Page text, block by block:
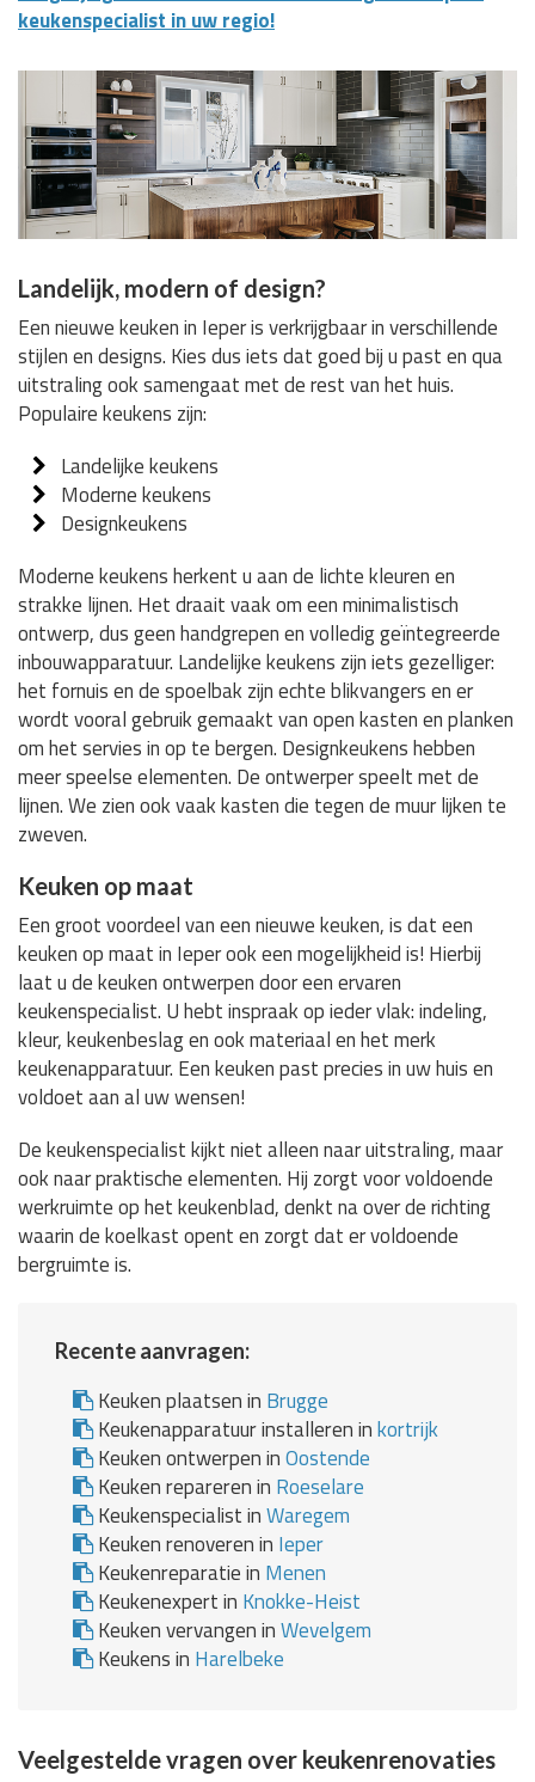
keukenspecialist in uw regio!
Landelijk, modern of design?
Een nieuwe keuken in Ieper is verkrijgbaar in verschillende
stijlen en designs. Kies dus iets dat goed bij u past en qua
uitstraling ook samengaat met de rest van het huis.
Populaire keukens zijn:
Landelijke keukens
Moderne keukens
Designkeukens
Moderne keukens herkent u aan de lichte kleuren en
strakke lijnen. Het draait vaak om een minimalistisch
ontwerp, dus geen handgrepen en volledig geïntegreerde
inbouwapparatuur. Landelijke keukens zijn iets gezelliger:
het fornuis en de spoelbak zijn echte blikvangers en er
wordt vooral gebruik gemaakt van open kasten en planken
om het servies in op te bergen. Designkeukens hebben
meer speelse elementen. De ontwerper speelt met de
lijnen. We zien ook vaak kasten die tegen de muur lijken te
zweven.
Keuken op maat
Een groot voordeel van een nieuwe keuken, is dat een
keuken op maat in Ieper ook een mogelijkheid is! Hierbij
laat u de keuken ontwerpen door een ervaren
keukenspecialist. U hebt inspraak op ieder vlak: indeling,
kleur, keukenbeslag en ook materiaal en het merk
keukenapparatuur. Een keuken past precies in uw huis en
voldoet aan al uw wensen!
De keukenspecialist kijkt niet alleen naar uitstraling, maar
ook naar praktische elementen. Hij zorgt voor voldoende
werkruimte op het keukenblad, denkt na over de richting
waarin de koelkast opent en zorgt dat er voldoende
bergruimte is.
Recente aanvragen:
Keuken plaatsen in Brugge
Keukenapparatuur installeren inkortrijk
Keuken ontwerpen inOostende
Keuken repareren in Roeselare
Keukenspecialist inWaregem
Keuken renoveren in Ieper
Keukenreparatie in Menen
Keukenexpert in Knokke-Heist
Keuken vervangen inWevelgem
Keukens in Harelbeke
Veelgestelde vragen over keukenrenovaties